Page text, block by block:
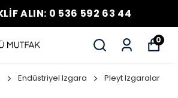
ALIN: 0 536 592 63 44
0
Endüstriyel Izgara Pleyt Izgaralar